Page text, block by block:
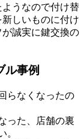
うなので付け替
しいものに付け
誠実に鍵交換の
ル事例
らなくなったの
った、店舗の裏
。